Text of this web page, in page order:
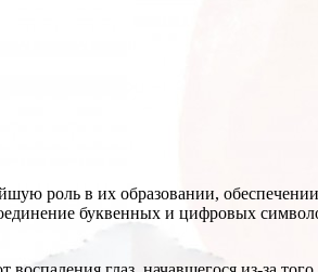
роль в их образовании,
буквенных и цифровых